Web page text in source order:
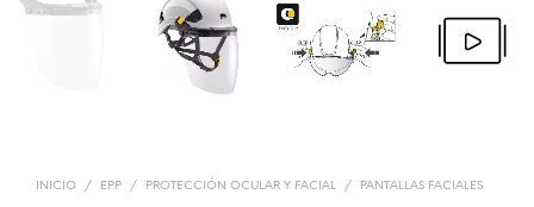
INICIO / EPP / PROTECCIÓN OCULAR Y FACIAL / PANTALLAS FACIALES